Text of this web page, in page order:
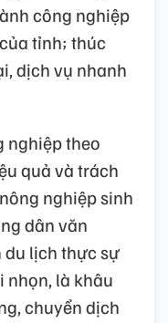
công nghiệp
tỉnh; thúc
dịch vụ nhanh
nghiệp theo
quả và trách
nghiệp sinh
dân văn
du lịch thực sự
nhọn, là khâu
chuyển dịch